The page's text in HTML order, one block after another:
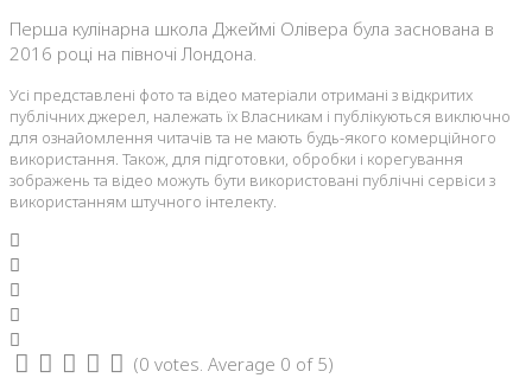
Перша кулінарна школа Джеймі Олівера була заснована в
2016 році на півночі Лондона.
Усі представлені фото та відео матеріали отримані з відкритих
публічних джерел, належать їх Власникам і публікуються виключно
для ознайомлення читачів та не мають будь-якого комерційного
використання. Також, для підготовки, обробки і корегування
зображень та відео можуть бути використовані публічні сервіси з
використанням штучного інтелекту.
(0 votes. Average 0 of 5)